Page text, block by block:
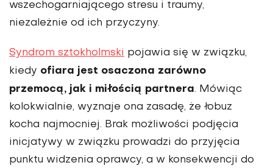
wszechogarniającego stresu i traumy,
niezależnie od ich przyczyny.
Syndrom sztokholmski pojawia się w związku,
kiedy ofiara jest osaczona zarówno
przemocą, jak i miłością partnera. Mówiąc
kolokwialnie, wyznaje ona zasadę, że łobuz
kocha najmocniej. Brak możliwości podjęcia
inicjatywy w związku prowadzi do przyjęcia
punktu widzenia oprawcy, a w konsekwencji do